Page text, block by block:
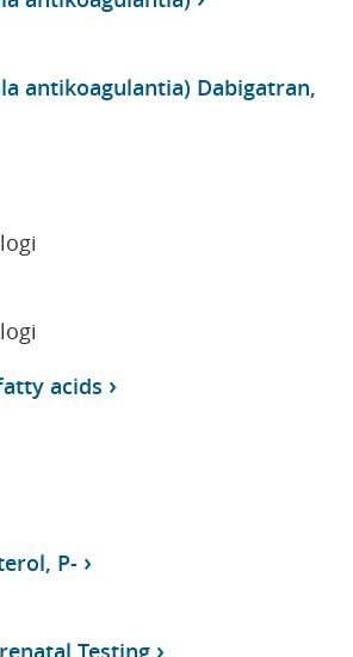
antikoagulantia) Dabigatran,
acids
P-
Testing